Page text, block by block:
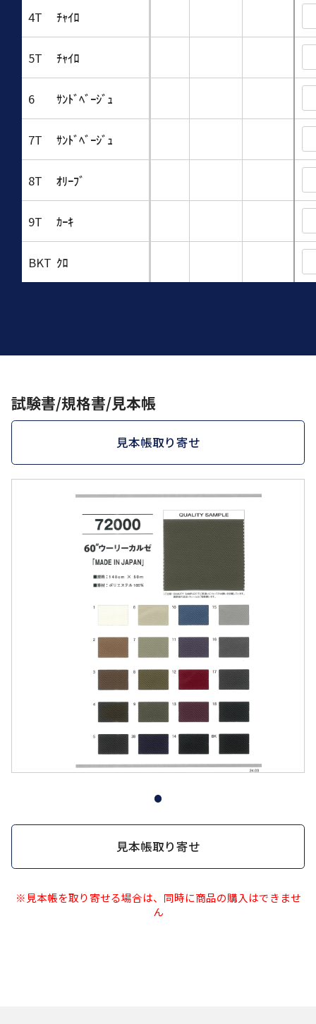
4T ﾁｬｲﾛ
5T ﾁｬｲﾛ
6 ｻﾝﾄﾞﾍﾞｰｼﾞｭ
7T ｻﾝﾄﾞﾍﾞｰｼﾞｭ
8T ｵﾘｰﾌﾞ
9T ｶｰｷ
BKT ｸﾛ
試験書/規格書/見本帳
見本帳取り寄せ
見本帳取り寄せ
※見本帳を取り寄せる場合は、同時に商品の購入はできませ
ん